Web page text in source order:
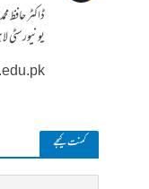
ڈاکٹر حافظ
یونیورسٹی
کمنت کیجے